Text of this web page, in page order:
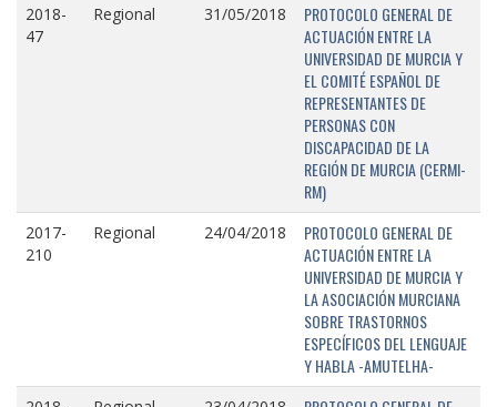
2018-
47
Regional 31/05/2018
PROTOCOLO GENERAL DE
ACTUACIÓN ENTRE LA
UNIVERSIDAD DE MURCIA Y
EL COMITÉ ESPAÑOL DE
REPRESENTANTES DE
PERSONAS CON
DISCAPACIDAD DE LA
REGIÓN DE MURCIA (CERMI-
RM)
2017-
210
Regional 24/04/2018
PROTOCOLO GENERAL DE
ACTUACIÓN ENTRE LA
UNIVERSIDAD DE MURCIA Y
LA ASOCIACIÓN MURCIANA
SOBRE TRASTORNOS
ESPECÍFICOS DEL LENGUAJE
Y HABLA -AMUTELHA-